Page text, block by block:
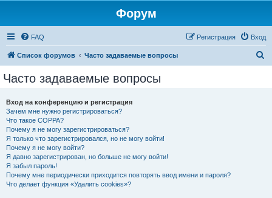
Форум
FAQ Вход
Регистрация
Список форумов Часто задаваемые вопросы
Часто задаваемые вопросы
Вход на конференцию и регистрация
Зачем мне нужно регистрироваться?
Что такое COPPA?
Почему я не могу зарегистрироваться?
Я только что зарегистрировался, но не могу войти!
Почему я не могу войти?
Я давно зарегистрирован, но больше не могу войти!
Я забыл пароль!
Почему мне периодически приходится повторять ввод имени и пароля?
Что делает функция «Удалить cookies»?